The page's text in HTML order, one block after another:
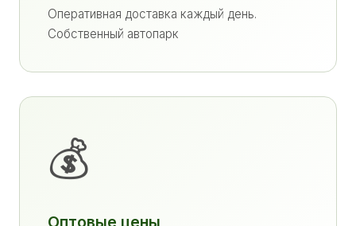
Оперативная доставка каждый день.
Собственный автопарк
💰
Оптовые цены